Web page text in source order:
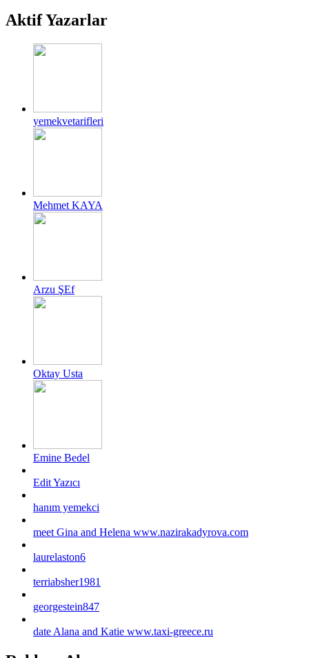
Aktif Yazarlar
yemekvetarifleri
Mehmet KAYA
Arzu ŞEf
Oktay Usta
Emine Bedel
Edit Yazıcı
hanım yemekci
meet Gina and Helena www.nazirakadyrova.com
laurelaston6
terriabsher1981
georgestein847
date Alana and Katie www.taxi-greece.ru